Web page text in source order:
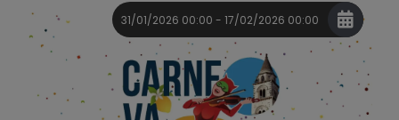
31/01/2026 00:00 - 17/02/2026 00:00